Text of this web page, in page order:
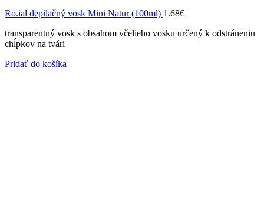
Ro.ial depilačný vosk Mini Natur (100ml) 1.68€
transparentný vosk s obsahom včelieho vosku určený k odstráneniu
chĺpkov na tvári
Pridať do košíka